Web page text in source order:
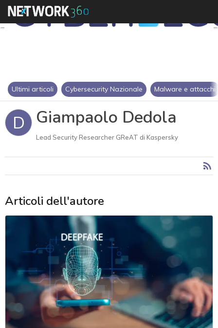
Ultimi articoli Cybersecurity Nazionale Malware e attacchi
D Giampaolo Dedola
Lead Security Researcher GReAT di Kaspersky
Articoli dell'autore